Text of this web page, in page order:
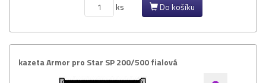
ks Do košíku
kazeta Armor pro Star SP 200/​500 fialová